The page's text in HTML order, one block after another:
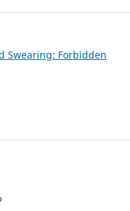
Swearing: Forbidden